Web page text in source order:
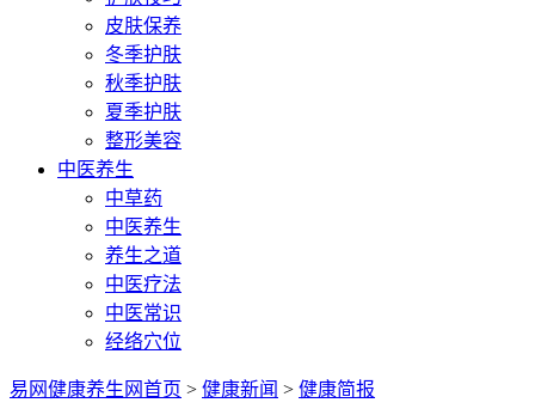
皮肤保养
冬季护肤
秋季护肤
夏季护肤
整形美容
中医养生
中草药
中医养生
养生之道
中医疗法
中医常识
经络穴位
易网健康养生网首页 > 健康新闻 > 健康简报